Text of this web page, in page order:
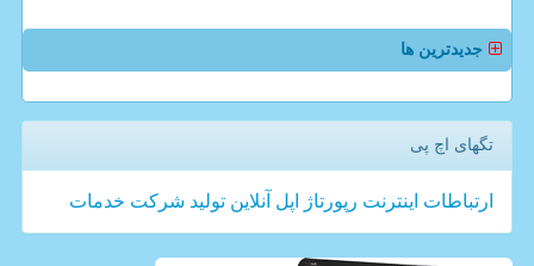
جدیدترین ها
تگهای اچ پی
ارتباطات اینترنت رپورتاژ اپل آنلاین تولید شركت خدمات